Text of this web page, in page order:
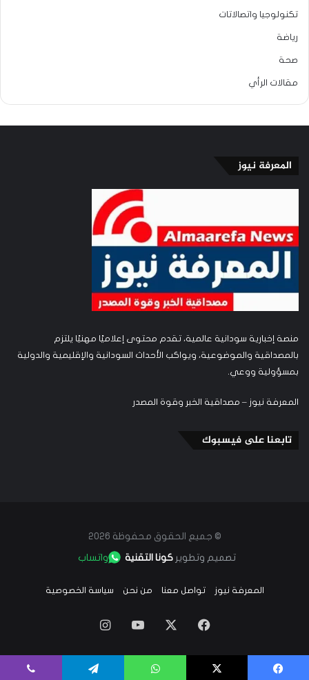
تكنولوجيا واتصالاتات
رياضة
صحة
مقالات الرأي
المعرفة نيوز
منصة إخبارية سودانية عالمية، تقدم محتوى إعلاميًا مهنيًا يلتزم
بالمصداقية والموضوعية، ويواكب الأحداث السودانية والإقليمية والدولية
بمسؤولية ووعي.
المعرفة نيوز – مصداقية الخبر وقوة المصدر
تابعنا على فيسبوك
© جميع الحقوق محفوظة 2026
تصميم وتطويركونا التقنية واتساب
المعرفة نيوز تواصل معنا من نحن سياسة الخصوصية
فيسبوك ‫YouTube